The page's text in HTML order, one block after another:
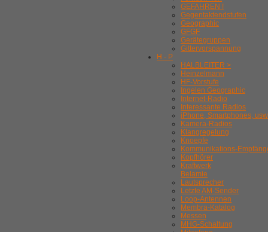
GEFAHREN !
Gegentaktendstufen
Geographic
GFGF
Gerätegruppen
Gittervorspannung
H - P
HALBLEITER >
Heinzelmann
HF-Vorstufe
Ingelen Geographic
Internet-Radio
Interessante Radios
iPhone, Smartphones,
Kamera-Radios
Klangregelung
Knoepfe
Kommunikations-
Kopfhörer
Kraftwerk
Belamie
Lautsprecher
Letzte AM-Sender
Loop-Antennen
Membra-Katalog
Messen
MHG-Schaltung